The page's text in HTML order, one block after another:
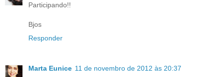
Participando!!
Bjos
Responder
Marta Eunice 11 de novembro de 2012 às 20:37